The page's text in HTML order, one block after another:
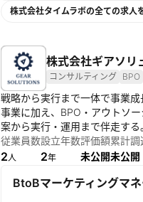
株式会社タイムラボの全ての求人
株式会社ギアソリ
コンサルティング BPO
戦略から実行まで一体で事業
事業に加え、BPO・アウトソ
案から実行・運用まで伴走す
支援を実現。クライアントと共
従業員数
2人
設立年数
2年
評価額
未公開
累計調
未公開
BtoBマーケティングマ